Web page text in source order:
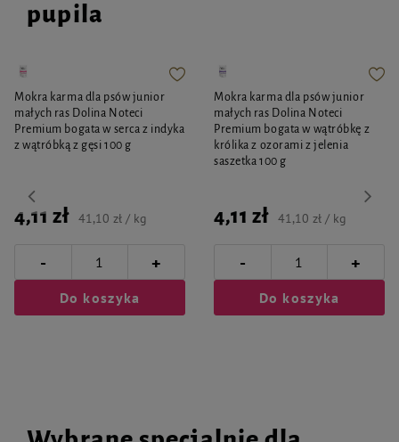
pupila
Mokra karma dla psów junior
małych ras Dolina Noteci
Premium bogata w serca z indyka
z wątróbką z gęsi 100 g
4,11 zł 41,10 zł / kg
- +
Do koszyka
Mokra karma dla psów junior
małych ras Dolina Noteci
Premium bogata w wątróbkę z
królika z ozorami z jelenia
saszetka 100 g
4,11 zł 41,10 zł / kg
- +
Do koszyka